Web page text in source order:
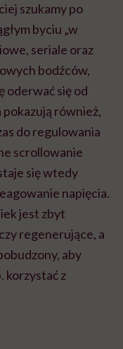
szukamy po
byciu „w
seriale oraz
bodźców,
oderwać się od
również,
do regulowania
scrollowanie
się wtedy
napięcia.
jest zbyt
regenerujące, a
aby
korzystać z